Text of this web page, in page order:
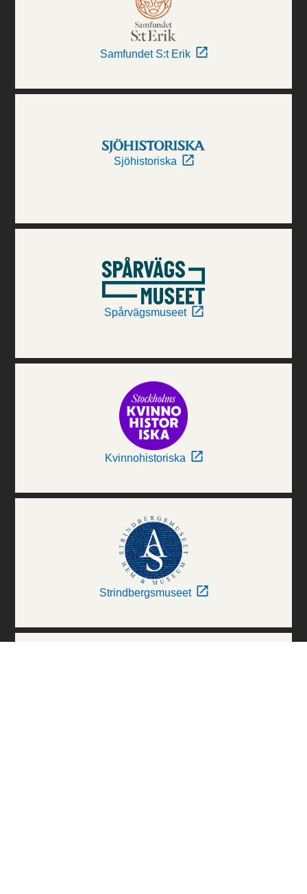
Samfundet S:t Erik
Sjöhistoriska
Spårvägsmuseet
Kvinnohistoriska
Strindbergsmuseet